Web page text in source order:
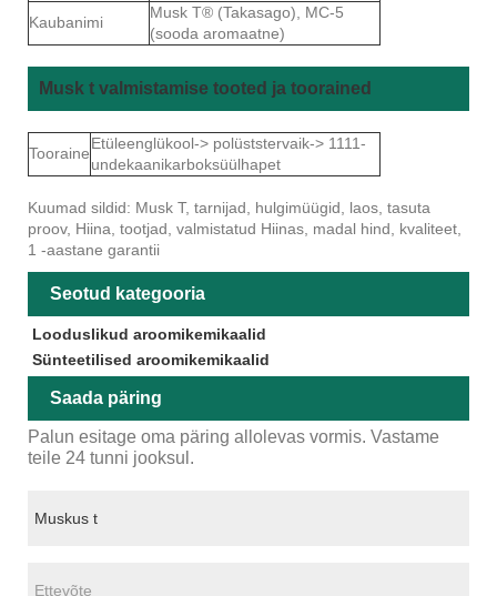
Kaubanimi
Musk T® (Takasago), MC-5
(sooda aromaatne)
Musk t valmistamise tooted ja toorained
Tooraine
Etüleenglükool-> polüststervaik-> 1111-
undekaanikarboksüülhapet
Kuumad sildid: Musk T, tarnijad, hulgimüügid, laos, tasuta
proov, Hiina, tootjad, valmistatud Hiinas, madal hind, kvaliteet,
1 -aastane garantii
Seotud kategooria
Looduslikud aroomikemikaalid
Sünteetilised aroomikemikaalid
Saada päring
Palun esitage oma päring allolevas vormis. Vastame
teile 24 tunni jooksul.